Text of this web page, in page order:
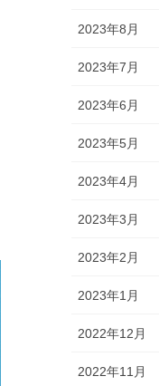
2023年8月
2023年7月
2023年6月
2023年5月
2023年4月
2023年3月
2023年2月
2023年1月
2022年12月
2022年11月